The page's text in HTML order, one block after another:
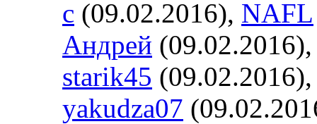
c (09.02.2016), NAFL
Андрей
starik45
yakudza07